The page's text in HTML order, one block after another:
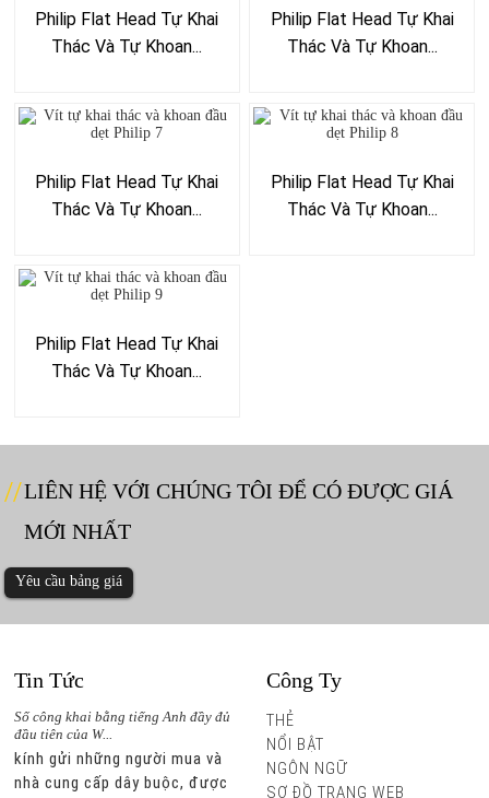
Philip Flat Head Tự Khai
Thác Và Tự Khoan...
Philip Flat Head Tự Khai
Thác Và Tự Khoan...
Philip Flat Head Tự Khai
Thác Và Tự Khoan...
Philip Flat Head Tự Khai
Thác Và Tự Khoan...
Philip Flat Head Tự Khai
Thác Và Tự Khoan...
LIÊN HỆ VỚI CHÚNG TÔI ĐỂ CÓ ĐƯỢC GIÁ
MỚI NHẤT
Yêu cầu bảng giá
Tin Tức
Số công khai bằng tiếng Anh đầy đủ
đầu tiên của W...
kính gửi những người mua và
nhà cung cấp dây buộc, được
Số công khai bằng tiếng Anh đầy đủ
đầu tiên của W...
kính gửi những người mua và
nhà cung cấp dây buộc, được
Công Ty
THẺ
NỔI BẬT
NGÔN NGỮ
SƠ ĐỒ TRANG WEB